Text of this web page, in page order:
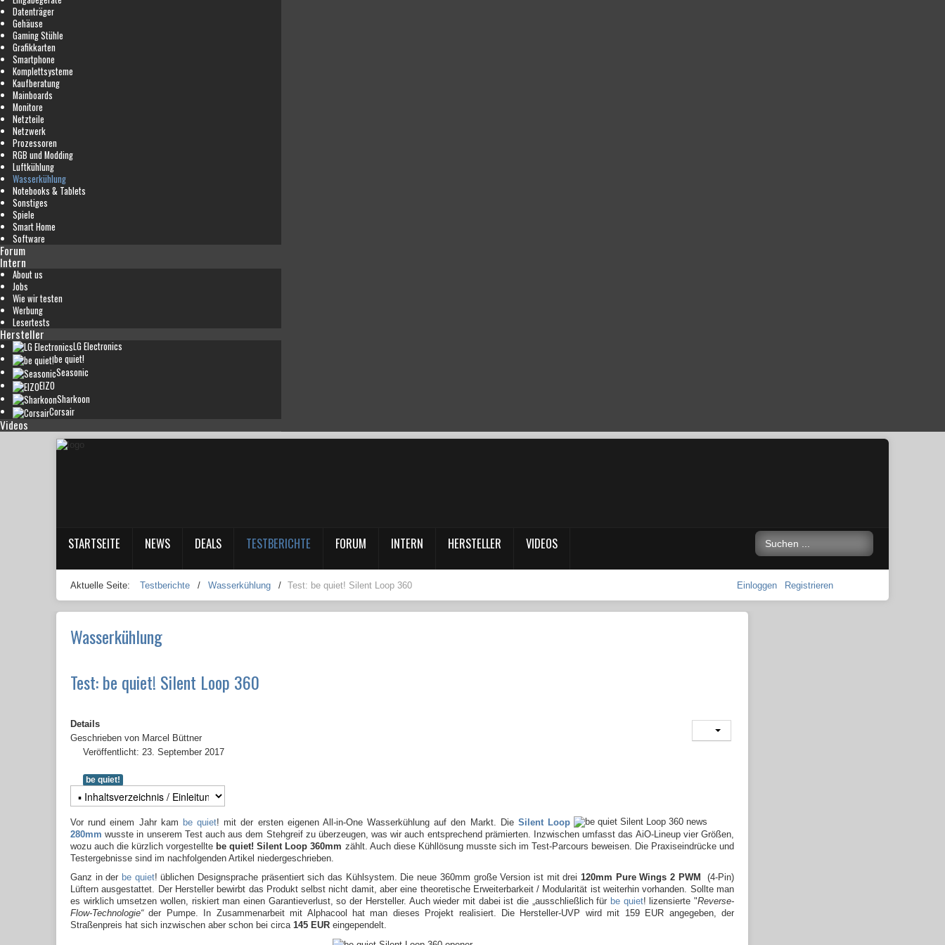
Datenträger
Gehäuse
Gaming Stühle
Grafikkarten
Smartphone
Komplettsysteme
Kaufberatung
Mainboards
Monitore
Netzteile
Netzwerk
Prozessoren
RGB und Modding
Luftkühlung
Wasserkühlung
Notebooks & Tablets
Sonstiges
Spiele
Smart Home
Software
Forum
Intern
About us
Jobs
Wie wir testen
Werbung
Lesertests
Hersteller
LG Electronics
be quiet!
Seasonic
EIZO
Sharkoon
Corsair
Videos
STARTSEITE NEWS DEALS TESTBERICHTE FORUM INTERN HERSTELLER VIDEOS
Aktuelle Seite: Testberichte / Wasserkühlung / Test: be quiet! Silent Loop 360 Einloggen Registrieren
Wasserkühlung
Test: be quiet! Silent Loop 360
Details
Geschrieben von Marcel Büttner
Veröffentlicht: 23. September 2017
be quiet!
Vor rund einem Jahr kam be quiet! mit der ersten eigenen All-in-One Wasserkühlung auf den Markt. Die Silent Loop
280mm wusste in unserem Test auch aus dem Stehgreif zu überzeugen, was wir auch entsprechend prämierten. Inzwischen umfasst das AiO-Lineup vier Größen,
wozu auch die kürzlich vorgestellte be quiet! Silent Loop 360mm zählt. Auch diese Kühllösung musste sich im Test-Parcours beweisen. Die Praxiseindrücke und
Testergebnisse sind im nachfolgenden Artikel niedergeschrieben.
Ganz in der be quiet! üblichen Designsprache präsentiert sich das Kühlsystem. Die neue 360mm große Version ist mit drei 120mm Pure Wings 2 PWM
(4-Pin)
Lüftern ausgestattet. Der Hersteller bewirbt das Produkt selbst nicht damit, aber eine theoretische Erweiterbarkeit / Modularität ist weiterhin vorhanden. Sollte man
es wirklich umsetzen wollen, riskiert man einen Garantieverlust, so der Hersteller. Auch wieder mit dabei ist die „ausschließlich für be quiet! lizensierte "Reverse-
Flow-Technologie“der Pumpe. In Zusammenarbeit mit Alphacool hat man dieses Projekt realisiert. Die Hersteller-UVP wird mit 159 EUR angegeben, der
Straßenpreis hat sich inzwischen aber schon bei circa 145 EUR eingependelt.